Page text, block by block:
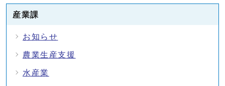
産業課
お知らせ
農業生産支援
水産業